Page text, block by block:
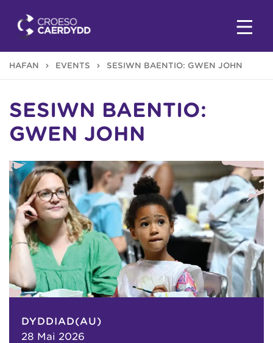
HAFAN EVENTS SESIWN BAENTIO: GWEN JOHN
SESIWN BAENTIO:
GWEN JOHN
DYDDIAD(AU)
28 Mai 2026